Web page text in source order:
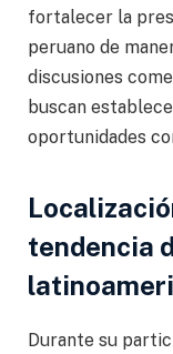
fortalecer la
peruano de
discusiones
buscan
oportunidades
tendencia
Durante su